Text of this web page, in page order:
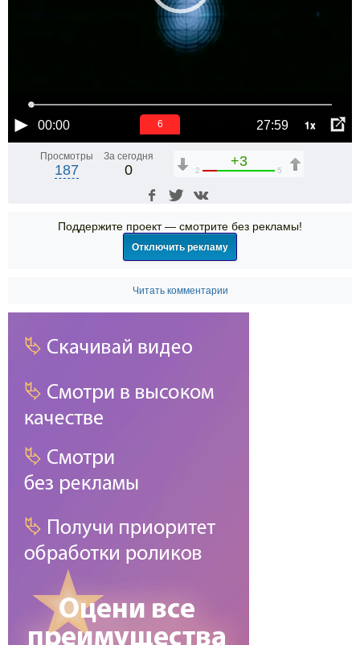
00:00 27:59 1x
6
Просмотры
187
За сегодня
0
+3
2 5
Поддержите проект — смотрите без рекламы!
Отключить рекламу
Читать комментарии